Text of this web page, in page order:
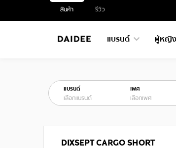
สินค้า รีวิว
แบรนด์ ผู้หญิง
แบรนด์
เลือกแบรนด์
เพศ
เลือกเพศ
DIXSEPT CARGO SHORT